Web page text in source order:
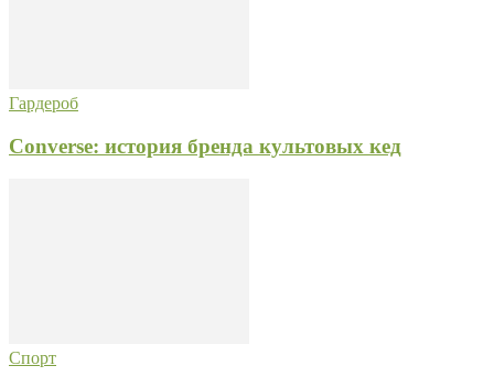
Гардероб
Converse: история бренда культовых кед
Спорт